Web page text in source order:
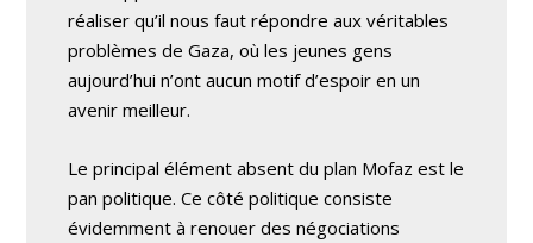
réaliser qu’il nous faut répondre aux véritables
problèmes de Gaza, où les jeunes gens
aujourd’hui n’ont aucun motif d’espoir en un
avenir meilleur.
Le principal élément absent du plan Mofaz est le
pan politique. Ce côté politique consiste
évidemment à renouer des négociations